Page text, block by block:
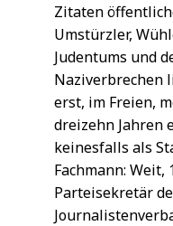
Zitaten
Umstürzler,
Judentums und
Naziverbrechen
erst, im Freien,
dreizehn Jahren
keinesfalls als
Fachmann: Weit,
Parteisekretär